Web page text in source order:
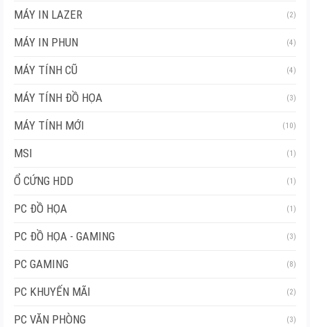
MÁY IN LAZER (2)
MÁY IN PHUN (4)
MÁY TÍNH CŨ (4)
MÁY TÍNH ĐỒ HỌA (3)
MÁY TÍNH MỚI (10)
MSI (1)
Ổ CỨNG HDD (1)
PC ĐỒ HỌA (1)
PC ĐỒ HỌA - GAMING (3)
PC GAMING (8)
PC KHUYẾN MÃI (2)
PC VĂN PHÒNG (3)